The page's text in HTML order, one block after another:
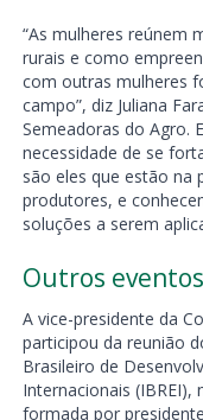
“As mulheres reúnem
rurais e como
com outras mulheres
campo”, diz Juliana
Semeadoras do Agro.
necessidade de se
são eles que estão
produtores, e
soluções a serem
Outros eventos
A vice-presidente da
participou da reunião
Brasileiro de
Internacionais (IBREI),
formada por